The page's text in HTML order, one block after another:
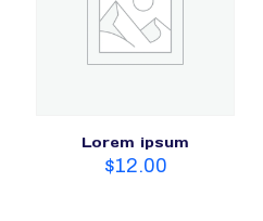
Lorem ipsum
$12.00